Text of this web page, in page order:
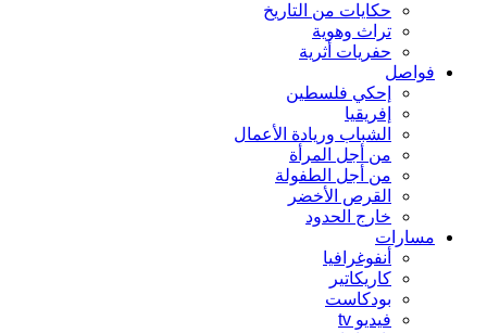
حكايات من التاريخ
تراث وهوية
حفريات أثرية
فواصل
إحكي فلسطين
إفريقيا
الشباب وريادة الأعمال
من أجل المرأة
من أجل الطفولة
القرص الأخضر
خارج الحدود
مسارات
أنفوغرافيا
كاريكاتير
بودكاست
فيديو tv